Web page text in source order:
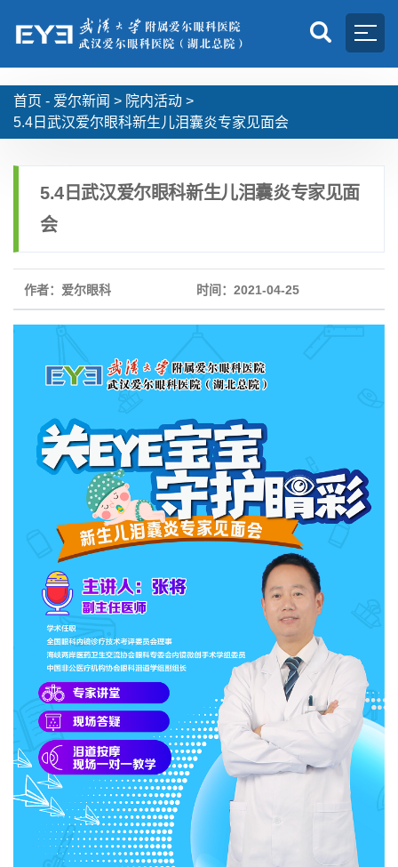
首页 - 爱尔新闻 > 院内活动 >
5.4日武汉爱尔眼科新生儿泪囊炎专家见面会
5.4日武汉爱尔眼科新生儿泪囊炎专家见面
会
作者：爱尔眼科 时间：2021-04-25